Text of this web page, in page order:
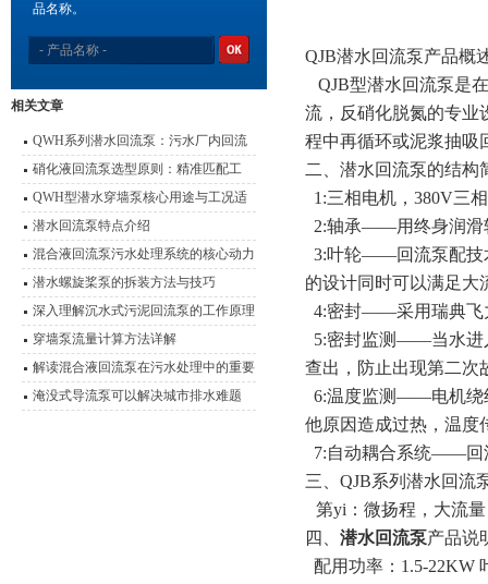
品名称。
相关文章
QWH系列潜水回流泵：污水厂内回流
的高效心脏
硝化液回流泵选型原则：精准匹配工
艺，实现高效脱氮
QWH型潜水穿墙泵核心用途与工况适
应性分析
潜水回流泵特点介绍
混合液回流泵污水处理系统的核心动力
装置
潜水螺旋桨泵的拆装方法与技巧
深入理解沉水式污泥回流泵的工作原理
穿墙泵流量计算方法详解
解读混合液回流泵在污水处理中的重要
作用
淹没式导流泵可以解决城市排水难题
QJB潜水回流泵产品概
QJB型潜水回流泵是
流，反硝化脱氮的专业
程中再循环或泥浆抽吸
二、潜水回流泵的结构
1:三相电机，380V三
2:轴承——用终身润滑
3:叶轮——回流泵配技
的设计同时可以满足大
4:密封——采用瑞典飞
5:密封监测——当水进
查出，防止出现第二次
6:温度监测——电机绕
他原因造成过热，温度
7:自动耦合系统——回
三、QJB系列潜水回流
第yi ：微扬程，大流
四、 潜水回流泵产品说
配用功率：1.5-22KW